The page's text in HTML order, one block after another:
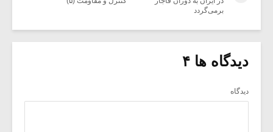
برمی‌گردد
دیدگاه ها ۴
دیدگاه